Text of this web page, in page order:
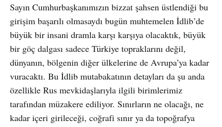
Sayın Cumhurbaşkanımızın bizzat şahsen üstlendiği bu
girişim başarılı olmasaydı bugün muhtemelen İdlib’de
büyük bir insani dramla karşı karşıya olacaktık, büyük
bir göç dalgası sadece Türkiye topraklarını değil,
dünyanın, bölgenin diğer ülkelerine de Avrupa’ya kadar
vuracaktı. Bu İdlib mutabakatının detayları da şu anda
özellikle Rus mevkidaşlarıyla ilgili birimlerimiz
tarafından müzakere ediliyor. Sınırların ne olacağı, ne
kadar içeri girileceği, coğrafi sınır ya da topoğrafya